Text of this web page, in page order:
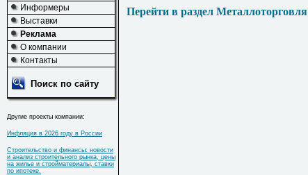
Информеры
Выставки
Реклама
О компании
Контакты
Поиск по сайту
Другие проекты компании:
Инфляция в 2026 году в России
Строительство и финансы: новости
и анализ строительного рынка, цены
на жилье и стройматериалы, ставки
по ипотеке.
Перейти в раздел Металлоторговля